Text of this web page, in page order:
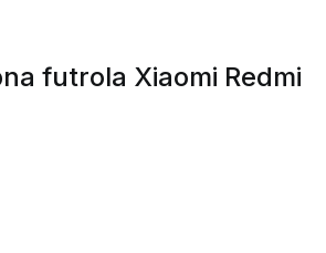
futrola Xiaomi Redmi